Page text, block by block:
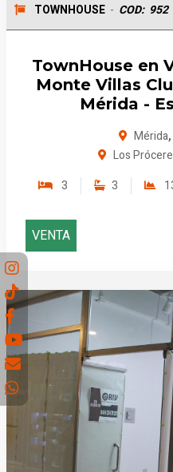
TOWNHOUSE - COD: 952
TownHouse en
Monte Villas
Mérida -
Mérida
Los
3
3
VENTA